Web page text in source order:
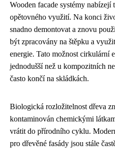
Wooden facade systémy
opětovného využití. Na konci
snadno demontovat a znovu
být zpracovány na štěpku a
energie. Tato možnost cirkulární
jednodušší než u kompozitních
často končí na skládkách.
Biologická rozložitelnost dřeva
kontaminován chemickými
vrátit do přírodního cyklu.
pro dřevěné fasády jsou stále